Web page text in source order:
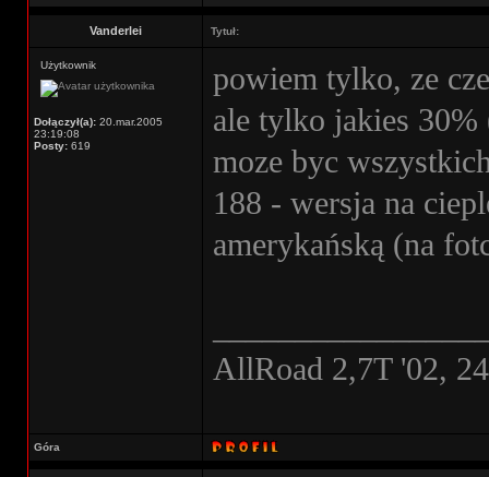
Vanderlei Tytuł:
Użytkownik
Dołączył(a): 20.mar.2005
23:19:08
Posty: 619
powiem tylko, ze
ale tylko jakies 30%
moze byc
188 - wersja na
amerykańską (na
AllRoad 2,7T '02,
Góra